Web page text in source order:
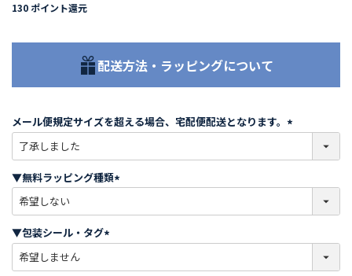
130 ポイント還元
配送方法・ラッピングについて
メール便規定サイズを超える場合、宅配便配送となります。
必
)
▼無料ラッピング種類
必
)
▼包装シール・タグ
必